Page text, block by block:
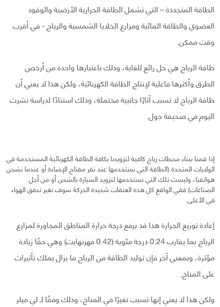
الطاقة المتجددة – التي تشمل الطاقة الحرارية الأرضية والوقود
العضوي والطاقة المائية ومزارع الخلايا الشمسية والرياح - في أقرب
وقت ممكن.
طاقة الرياح هي حل رائع للغاية، وذلك باعتبارها واحدة من أرخص
الطرق وأكثرها فاعلية لإنتاج الطاقة الكهربائية، ولكن هذا لا يعني أن
طاقة الرياح لا تسبب آثارًا جانبية محتملة، وذلك استنادًا لدراسة نشرت
اليوم في صحيفة جول.
إذا قمنا ببناء محطات رياح كافية لتزويدنا بكافة الطاقة الكهربائية المستخدمة في
الولايات المتحدة (الطاقة التي نستخدمها عند نقر مفتاح الإضاءة أو عندما نشحن
هواتفنا، وليست تلك التي نستخدمها لتزويد السيارة بالشحن أو من أجل
الصناعات) ففي الواقع كل هذه العنفات شديدة الحركة سوف تغير تدفق الهواء
في الأعلى.
إعادة توزيع الحرارة هذا قد يرفع درجة حرارة المناطق المجاورة لمزارع
الرياح بما يقارب 0.24 درجة مئوية (0.42 فهرنهايت) وهي حقًا زيادة
مؤثرة، وبمعنى آخر فإن توليد الطاقة من الرياح ما يزال يملك تأثيرات
على المناخ.
ولكن هذا لا يعني إنها تسبب تغيرًا في المناخ، وذلك وفقًا لـ لي ميلر